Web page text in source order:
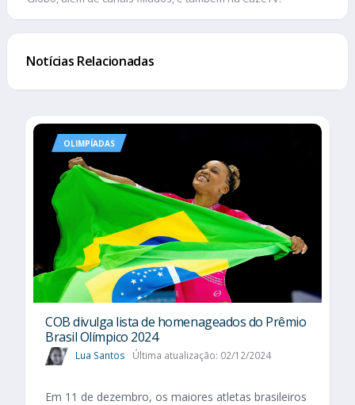
Notícias Relacionadas
OLIMPÍADAS
COB divulga lista de homenageados do Prêmio
Brasil Olímpico 2024
Lua Santos Última atualização: 02/12/2024
Em 11 de dezembro, os maiores atletas brasileiros